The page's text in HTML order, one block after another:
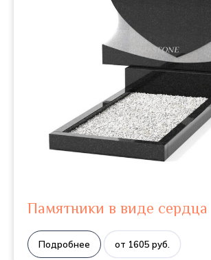
Памятники в виде сердца
Подробнее от 1605 руб.